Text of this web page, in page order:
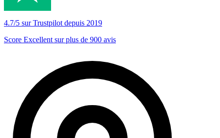
4.7/5 sur Trustpilot depuis 2019
Score Excellent sur plus de 900 avis